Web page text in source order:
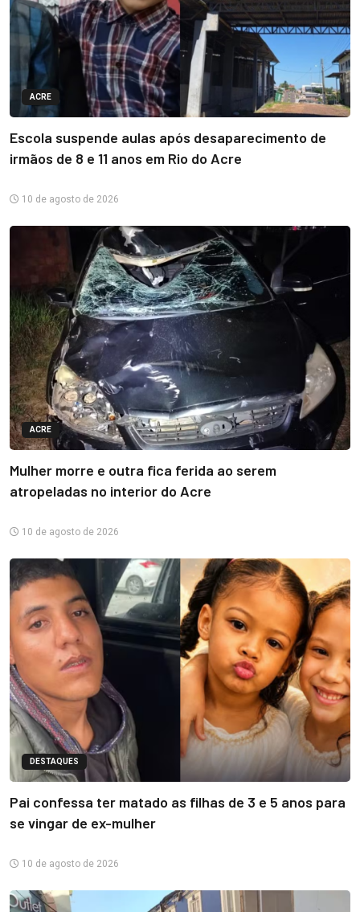
ACRE
Escola suspende aulas após desaparecimento de
irmãos de 8 e 11 anos em Rio do Acre
10 de agosto de 2026
ACRE
Mulher morre e outra fica ferida ao serem
atropeladas no interior do Acre
10 de agosto de 2026
DESTAQUES
Pai confessa ter matado as filhas de 3 e 5 anos para
se vingar de ex-mulher
10 de agosto de 2026